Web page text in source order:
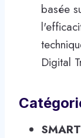
basée
Digital